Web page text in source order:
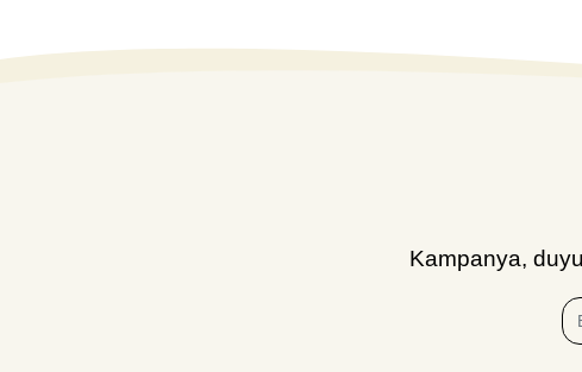
Kampanya,